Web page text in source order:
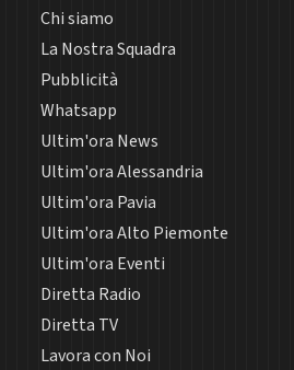
Chi siamo
La Nostra Squadra
Pubblicità
Whatsapp
Ultim'ora News
Ultim'ora Alessandria
Ultim'ora Pavia
Ultim'ora Alto Piemonte
Ultim'ora Eventi
Diretta Radio
Diretta TV
Lavora con Noi